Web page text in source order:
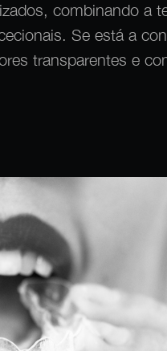
combinando a
Se está a
transparentes e